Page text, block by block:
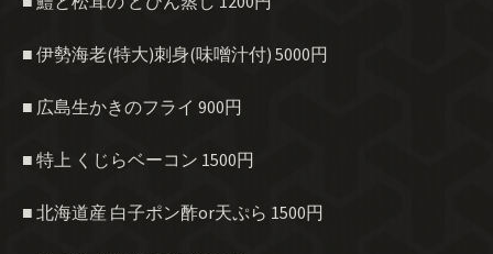
■ 伊勢海老(特大)刺身(味噌汁付) 5000円
■ 広島生かきのフライ 900円
■ 特上 くじらベーコン 1500円
■ 北海道産 白子ポン酢or天ぷら 1500円